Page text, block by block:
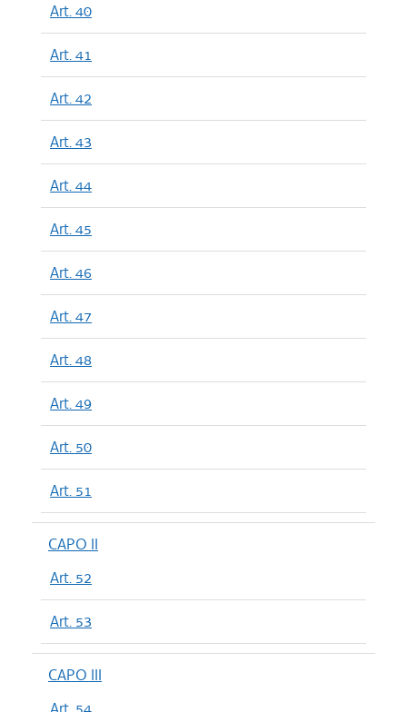
Art. 40
Art. 41
Art. 42
Art. 43
Art. 44
Art. 45
Art. 46
Art. 47
Art. 48
Art. 49
Art. 50
Art. 51
CAPO II
Art. 52
Art. 53
CAPO III